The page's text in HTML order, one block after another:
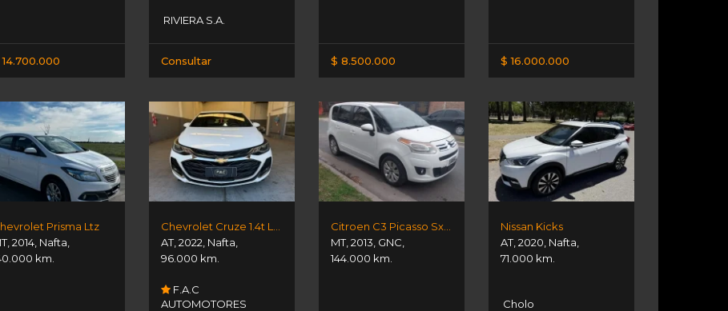
RIVIERA S.A.
Consultar $ 8.500.000 $ 16.000.000
Prisma Ltz
, 2014, Nafta
km.
AT,2022 Nafta
96.000 km.
F.A.C
AUTOMOTORES
MT,2013 GNC
144.000 km.
Nissan Kicks
AT,2020 Nafta
71.000 km.
Cholo